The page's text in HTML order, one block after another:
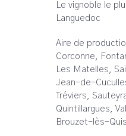
Le vignoble le
Languedoc
Aire de
Corconne,
Les Matelles,
Jean-de-
Tréviers,
Quintillargues,
Brouzet-lès-